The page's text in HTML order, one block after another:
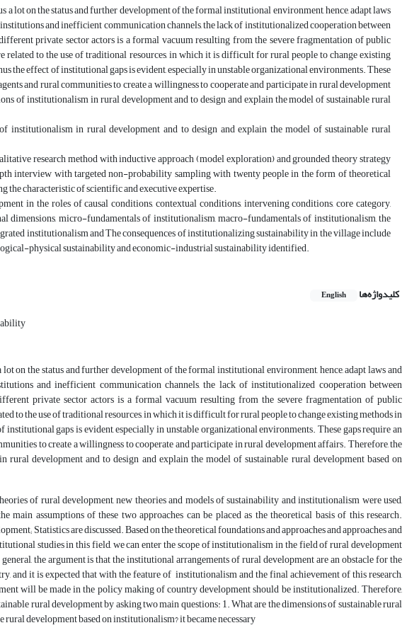
lot on the status and further development of the formal institutional environment, hence, adapt laws
and inefficient communication channels, the lack of institutionalized cooperation between
private sector actors is a formal vacuum resulting from the severe fragmentation of public
to the use of traditional resources, in which it is difficult for rural people to change existing
the effect of institutional gaps is evident, especially in unstable organizational environments. These
and rural communities to create a willingness to cooperate and participate in rural development
of institutionalism in rural development and to design and explain the model of sustainable rural
institutionalism in rural development and to design and explain the model of sustainable rural
research method with inductive approach (model exploration) and grounded theory strategy
interview with targeted non-probability sampling with twenty people in the form of theoretical
the characteristic of scientific and executive expertise.
in the roles of causal conditions, contextual conditions, intervening conditions, core category,
dimensions, micro-fundamentals of institutionalism, macro-fundamentals of institutionalism, the
institutionalism and The consequences of institutionalizing sustainability in the village include
physical sustainability and economic-industrial sustainability identified.
کلیدواژه‌ها English
on the status and further development of the formal institutional environment, hence, adapt laws and
and inefficient communication channels, the lack of institutionalized cooperation between
private sector actors is a formal vacuum resulting from the severe fragmentation of public
to the use of traditional resources, in which it is difficult for rural people to change existing methods in
gaps is evident, especially in unstable organizational environments. These gaps require an
to create a willingness to cooperate and participate in rural development affairs. Therefore, the
development and to design and explain the model of sustainable rural development based on
of rural development, new theories and models of sustainability and institutionalism were used,
assumptions of these two approaches can be placed as the theoretical basis of this research.
Statistics are discussed. Based on the theoretical foundations and approaches and approaches and
studies in this field, we can enter the scope of institutionalism in the field of rural development
the argument is that the institutional arrangements of rural development are an obstacle for the
and it is expected that with the feature of institutionalism and the final achievement of this research,
will be made in the policy making of country development should be institutionalized. Therefore,
rural development by asking two main questions: 1. What are the dimensions of sustainable rural
development based on institutionalism? it became necessary